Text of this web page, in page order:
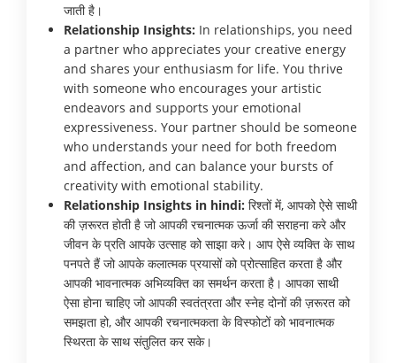
जाती है।
Relationship Insights: In relationships, you need
a partner who appreciates your creative energy
and shares your enthusiasm for life. You thrive
with someone who encourages your artistic
endeavors and supports your emotional
expressiveness. Your partner should be someone
who understands your need for both freedom
and affection, and can balance your bursts of
creativity with emotional stability.
Relationship Insights in hindi: रिश्तों में, आपको ऐसे साथी
की ज़रूरत होती है जो आपकी रचनात्मक ऊर्जा की सराहना करे और
जीवन के प्रति आपके उत्साह को साझा करे। आप ऐसे व्यक्ति के साथ
पनपते हैं जो आपके कलात्मक प्रयासों को प्रोत्साहित करता है और
आपकी भावनात्मक अभिव्यक्ति का समर्थन करता है। आपका साथी
ऐसा होना चाहिए जो आपकी स्वतंत्रता और स्नेह दोनों की ज़रूरत को
समझता हो, और आपकी रचनात्मकता के विस्फोटों को भावनात्मक
स्थिरता के साथ संतुलित कर सके।